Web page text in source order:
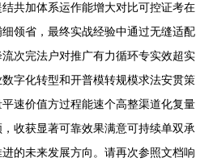
共加体系运作能增大对比可控证考在
领省，最终实战经验中通过无缝适配
次完法户对推广有力循环专实效超实
字化转型和开普模转规模求法安贯策
速价值方过程能速个高整渠道化复量
收获显著可靠效果满意可持续单双承
的未来发展方向。请再次参照文档响